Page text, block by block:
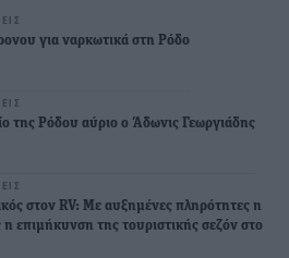
για ναρκωτικά στη Ρόδο
της Ρόδου αύριο ο Άδωνις Γεωργιάδης
στον RV: Με αυξημένες πληρότητες η
επιμήκυνση της τουριστικής σεζόν στο